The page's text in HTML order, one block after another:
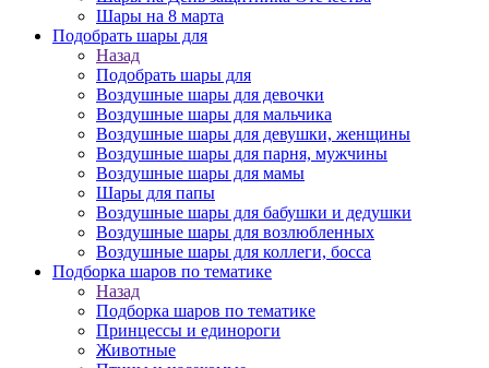
Шары на 8 марта
Подобрать шары для
Назад
Подобрать шары для
Воздушные шары для девочки
Воздушные шары для мальчика
Воздушные шары для девушки, женщины
Воздушные шары для парня, мужчины
Воздушные шары для мамы
Шары для папы
Воздушные шары для бабушки и дедушки
Воздушные шары для возлюбленных
Воздушные шары для коллеги, босса
Подборка шаров по тематике
Назад
Подборка шаров по тематике
Принцессы и единороги
Животные